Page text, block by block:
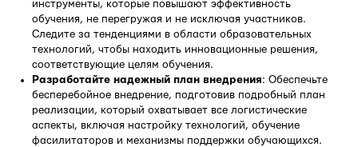
инструменты, которые повышают эффективность
обучения, не перегружая и не исключая участников.
Следите за тенденциями в области образовательных
технологий, чтобы находить инновационные решения,
соответствующие целям обучения.
Разработайте надежный план внедрения: Обеспечьте
бесперебойное внедрение, подготовив подробный план
реализации, который охватывает все логистические
аспекты, включая настройку технологий, обучение
фасилитаторов и механизмы поддержки обучающихся.